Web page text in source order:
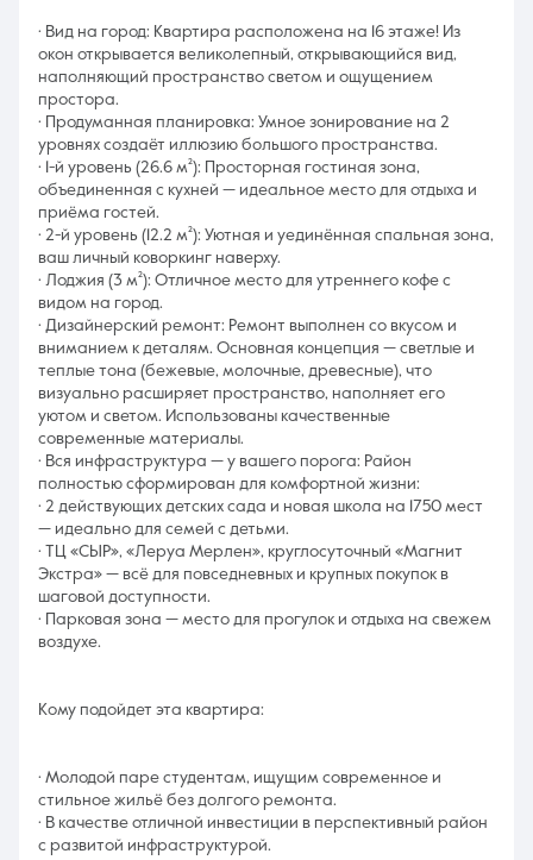
· Вид на город: Квартира расположена на 16 этаже! Из
окон открывается великолепный, открывающийся вид,
наполняющий пространство светом и ощущением
простора.
· Продуманная планировка: Умное зонирование на 2
уровнях создаёт иллюзию большого пространства.
· 1-й уровень (26.6 м²): Просторная гостиная зона,
объединенная с кухней — идеальное место для отдыха и
приёма гостей.
· 2-й уровень (12.2 м²): Уютная и уединённая спальная зона,
ваш личный коворкинг наверху.
· Лоджия (3 м²): Отличное место для утреннего кофе с
видом на город.
· Дизайнерский ремонт: Ремонт выполнен со вкусом и
вниманием к деталям. Основная концепция — светлые и
теплые тона (бежевые, молочные, древесные), что
визуально расширяет пространство, наполняет его
уютом и светом. Использованы качественные
современные материалы.
· Вся инфраструктура — у вашего порога: Район
полностью сформирован для комфортной жизни:
· 2 действующих детских сада и новая школа на 1750 мест
— идеально для семей с детьми.
· ТЦ «СЫР», «Леруа Мерлен», круглосуточный «Магнит
Экстра» — всё для повседневных и крупных покупок в
шаговой доступности.
· Парковая зона — место для прогулок и отдыха на свежем
воздухе.
Кому подойдет эта квартира:
· Молодой паре студентам, ищущим современное и
стильное жильё без долгого ремонта.
· В качестве отличной инвестиции в перспективный район
с развитой инфраструктурой.